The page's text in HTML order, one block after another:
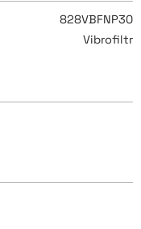
828VBFNP30
Vibrofiltr